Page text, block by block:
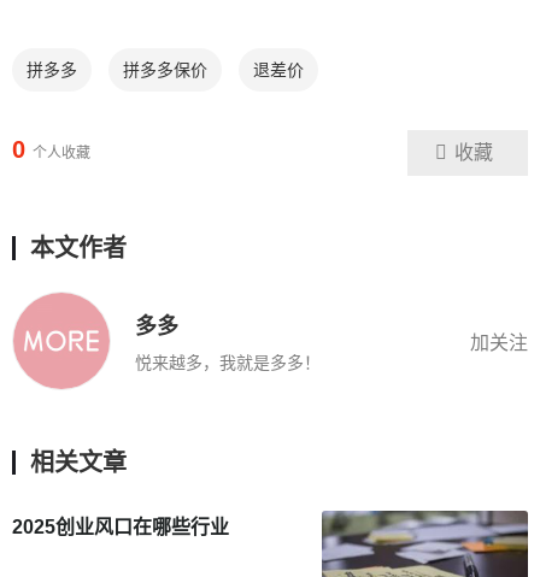
拼多多 拼多多保价 退差价
0 个人收藏 收藏
本文作者
多多
悦来越多，我就是多多！
加关注
相关文章
2025创业风口在哪些行业